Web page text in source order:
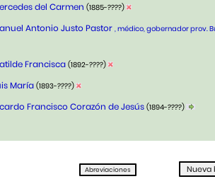
del Carmen (1885-????)
Antonio Justo Pastor , médico, gobernador prov.
Francisca (1892-????)
María (1893-????)
Francisco Corazón de Jesús (1894-????)